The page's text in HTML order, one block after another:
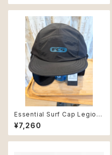
Essential Surf Cap Legion
naire Hat Lサイズ
¥7,260